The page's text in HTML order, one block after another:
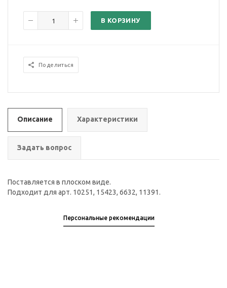
В КОРЗИНУ
Поделиться
Описание Характеристики
Задать вопрос
Поставляется в плоском виде.
Подходит для арт. 10251, 15423, 6632, 11391.
Персональные рекомендации